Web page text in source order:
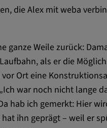
die Alex mit weba
ganze Weile zurück:
als er die
Ort eine
war noch nicht lange
hab ich gemerkt: Hier
hat ihn geprägt – weil er
lv, yt-player-bandaid-
google.com,
wird
mit dem Dienst zu
beheben. YSC wird von
Nutzereingaben zu